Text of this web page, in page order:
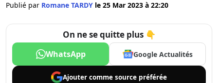
Publié par Romane TARDY le 25 Mar 2023 à 22:20
On ne se quitte plus 👇
WhatsApp Google Actualités
Ajouter comme source préférée